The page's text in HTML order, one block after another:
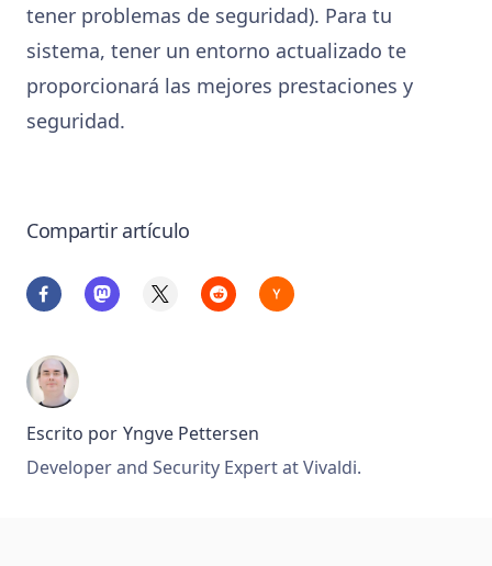
tener problemas de seguridad). Para tu
sistema, tener un entorno actualizado te
proporcionará las mejores prestaciones y
seguridad.
Compartir artículo
Escrito por Yngve Pettersen
Developer and Security Expert at Vivaldi.